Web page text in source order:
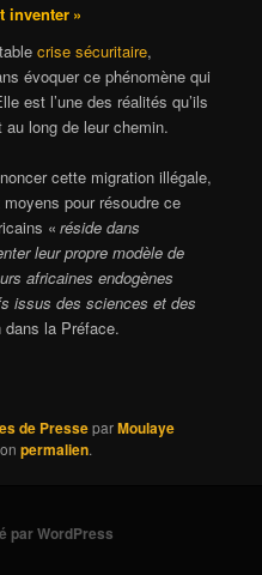
inventer »
crise sécuritaire,
évoquer ce phénomène qui
est l’une des réalités qu’ils
long de leur chemin.
cette migration illégale,
pour résoudre ce
«réside dans
leur propre modèle de
africaines endogènes
issus des sciences et des
dans la Préface.
de PresseparMoulaye
permalien.
par WordPress